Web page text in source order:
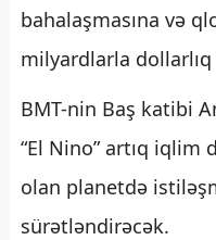
bahalaşmasına və
milyardlarla
BMT-nin Baş katibi
“El Nino” artıq
olan planetdə
sürətləndirəcək.